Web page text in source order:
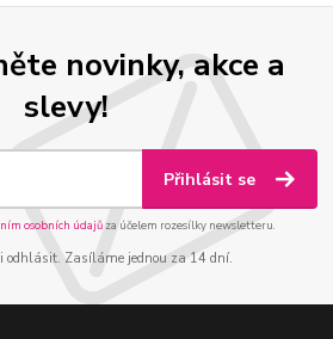
novinky, akce a
slevy!
Přihlásit se
osobních údajůza účelem rozesílky newsletteru.
odhlásit. Zasíláme jednou za 14 dní.